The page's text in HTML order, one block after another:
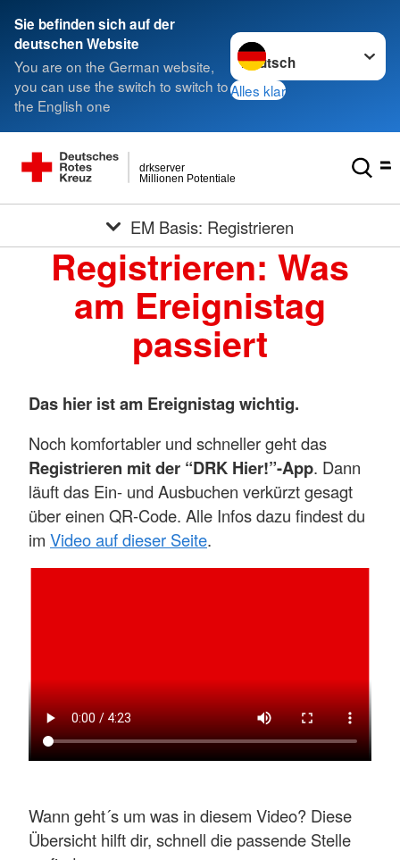
Sie befinden sich auf der
deutschen Website
You are on the German website,
you can use the switch to switch to
the English one
Sprache wechseln zu
Alles klar
Millionen Potentiale
drkserver
EM Basis: Registrieren
Registrieren: Was
am Ereignistag
passiert
Das hier ist am Ereignistag wichtig.
Noch komfortabler und schneller geht das
Registrieren mit der “DRK Hier!”-App. Dann
läuft das Ein- und Ausbuchen verkürzt gesagt
über einen QR-Code. Alle Infos dazu findest du
im Video auf dieser Seite.
Wann geht´s um was in diesem Video? Diese
Übersicht hilft dir, schnell die passende Stelle